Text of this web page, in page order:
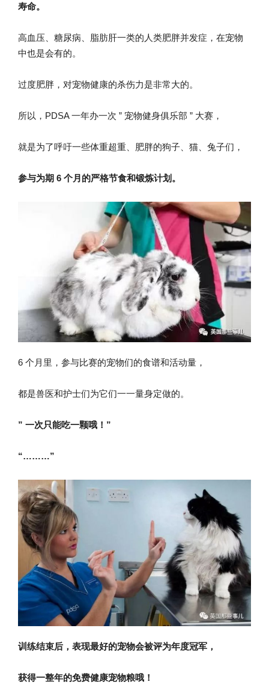
寿命。
高血压、糖尿病、脂肪肝一类的人类肥胖并发症，在宠物
中也是会有的。
过度肥胖，对宠物健康的杀伤力是非常大的。
所以，PDSA 一年办一次 ” 宠物健身俱乐部 ” 大赛，
就是为了呼吁一些体重超重、肥胖的狗子、猫、兔子们，
参与为期 6 个月的严格节食和锻炼计划。
6 个月里，参与比赛的宠物们的食谱和活动量，
都是兽医和护士们为它们一一量身定做的。
” 一次只能吃一颗哦！”
“………”
训练结束后，表现最好的宠物会被评为年度冠军，
获得一整年的免费健康宠物粮哦！